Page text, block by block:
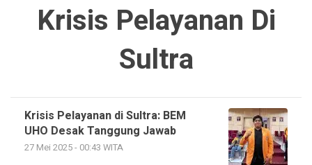
Krisis Pelayanan Di
Sultra
Krisis Pelayanan di Sultra: BEM
UHO Desak Tanggung Jawab
27 Mei 2025 - 00:43 WITA